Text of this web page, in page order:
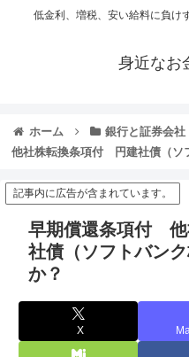
低金利、増税、安い給料に負け
身近なお
ホーム 銀行と証券会社
他社株転換条項付 円建社債（ソ
記事内に広告が含まれています。
早期償還条項付
社債（ソフトバン
か？
X